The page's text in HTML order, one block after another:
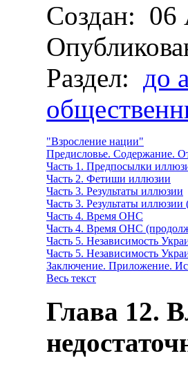
Создан: 06
Раздел: до
"Взросление нации"
Предисловье. Содержание.
Часть 1. Предпосылки
Часть 2. Фетиши иллюзии
Часть 3. Результаты иллюзии
Часть 3. Результаты
Часть 4. Время ОНС
Часть 4. Время ОНС
Часть 5. Независимость
Часть 5. Независимость
Заключение. Приложение.
Весь текст
Глава 12.